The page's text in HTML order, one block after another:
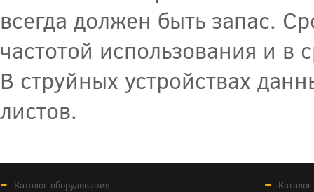
всегда должен быть запас.
частотой использования и в
В струйных устройствах
листов.
Каталог оборудования